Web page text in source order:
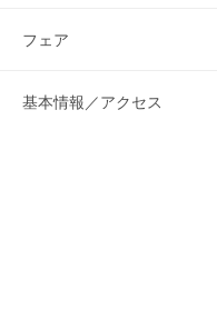
フェア
基本情報／アクセス